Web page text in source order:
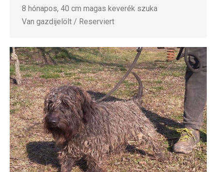
8 hónapos, 40 cm magas keverék szuka
Van gazdijelölt / Reserviert